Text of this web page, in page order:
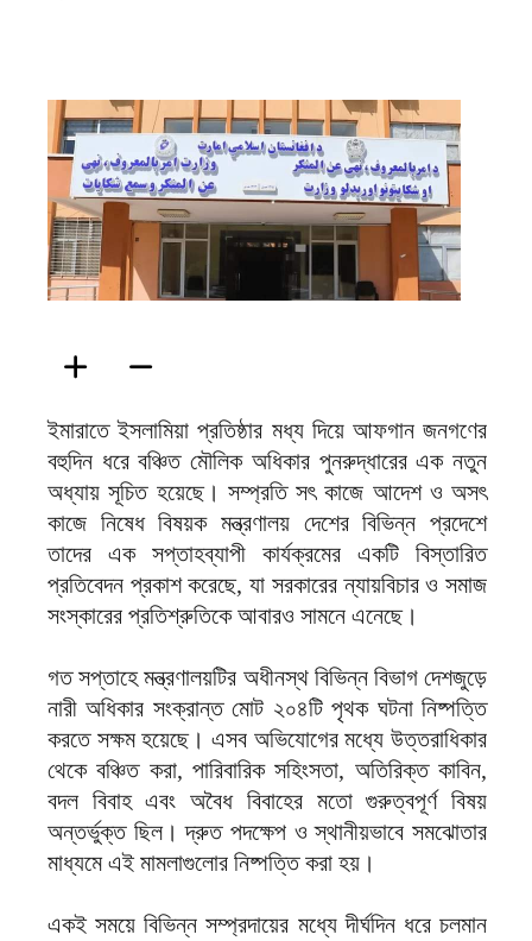
ইমারাতে ইসলামিয়া প্রতিষ্ঠার মধ্য দিয়ে আফগান জনগণের
বহুদিন ধরে বঞ্চিত মৌলিক অধিকার পুনরুদ্ধারের এক নতুন
অধ্যায় সূচিত হয়েছে। সম্প্রতি সৎ কাজে আদেশ ও অসৎ
কাজে নিষেধ বিষয়ক মন্ত্রণালয় দেশের বিভিন্ন প্রদেশে
তাদের এক সপ্তাহব্যাপী কার্যক্রমের একটি বিস্তারিত
প্রতিবেদন প্রকাশ করেছে, যা সরকারের ন্যায়বিচার ও সমাজ
সংস্কারের প্রতিশ্রুতিকে আবারও সামনে এনেছে।
গত সপ্তাহে মন্ত্রণালয়টির অধীনস্থ বিভিন্ন বিভাগ দেশজুড়ে
নারী অধিকার সংক্রান্ত মোট ২০৪টি পৃথক ঘটনা নিষ্পত্তি
করতে সক্ষম হয়েছে। এসব অভিযোগের মধ্যে উত্তরাধিকার
থেকে বঞ্চিত করা, পারিবারিক সহিংসতা, অতিরিক্ত কাবিন,
বদল বিবাহ এবং অবৈধ বিবাহের মতো গুরুত্বপূর্ণ বিষয়
অন্তর্ভুক্ত ছিল। দ্রুত পদক্ষেপ ও স্থানীয়ভাবে সমঝোতার
মাধ্যমে এই মামলাগুলোর নিষ্পত্তি করা হয়।
একই সময়ে বিভিন্ন সম্প্রদায়ের মধ্যে দীর্ঘদিন ধরে চলমান